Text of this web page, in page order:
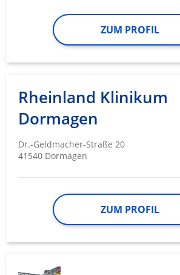
ZUM PROFIL
Rheinland Klinikum
Dormagen
Dr.-Geldmacher-Straße 20
41540 Dormagen
ZUM PROFIL